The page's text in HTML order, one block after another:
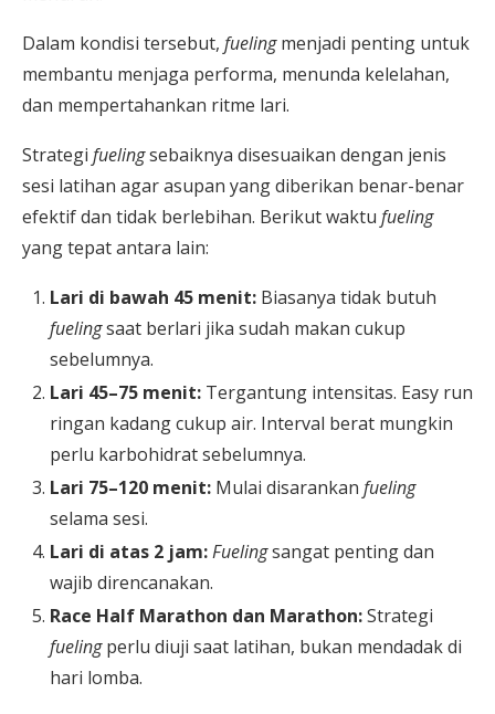
Dalam kondisi tersebut, fuelingmenjadi penting untuk
membantu menjaga performa, menunda kelelahan,
dan mempertahankan ritme lari.
Strategi fuelingsebaiknya disesuaikan dengan jenis
sesi latihan agar asupan yang diberikan benar-benar
efektif dan tidak berlebihan. Berikut waktu fueling
yang tepat antara lain:
Lari di bawah 45 menit: Biasanya tidak butuh
fuelingsaat berlari jika sudah makan cukup
sebelumnya.
Lari 45–75 menit: Tergantung intensitas. Easy run
ringan kadang cukup air. Interval berat mungkin
perlu karbohidrat sebelumnya.
Lari 75–120 menit: Mulai disarankan fueling
selama sesi.
Lari di atas 2 jam:Fuelingsangat penting dan
wajib direncanakan.
Race Half Marathon dan Marathon:Strategi
fuelingperlu diuji saat latihan, bukan mendadak di
hari lomba.